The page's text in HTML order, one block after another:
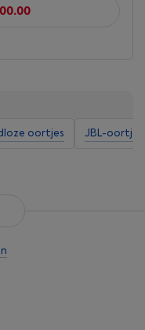
oortjes JBL-oortjes